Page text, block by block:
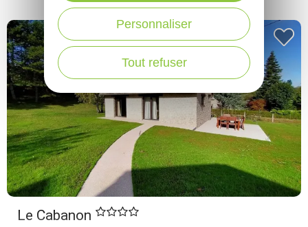
Le Cabanon
Tout refuser
Personnaliser